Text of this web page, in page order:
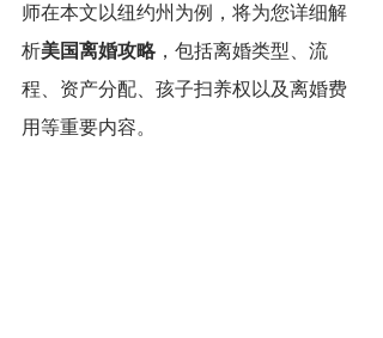
师在本文以纽约州为例，将为您详细解
析美国离婚攻略，包括离婚类型、流
程、资产分配、孩子扫养权以及离婚费
用等重要内容。